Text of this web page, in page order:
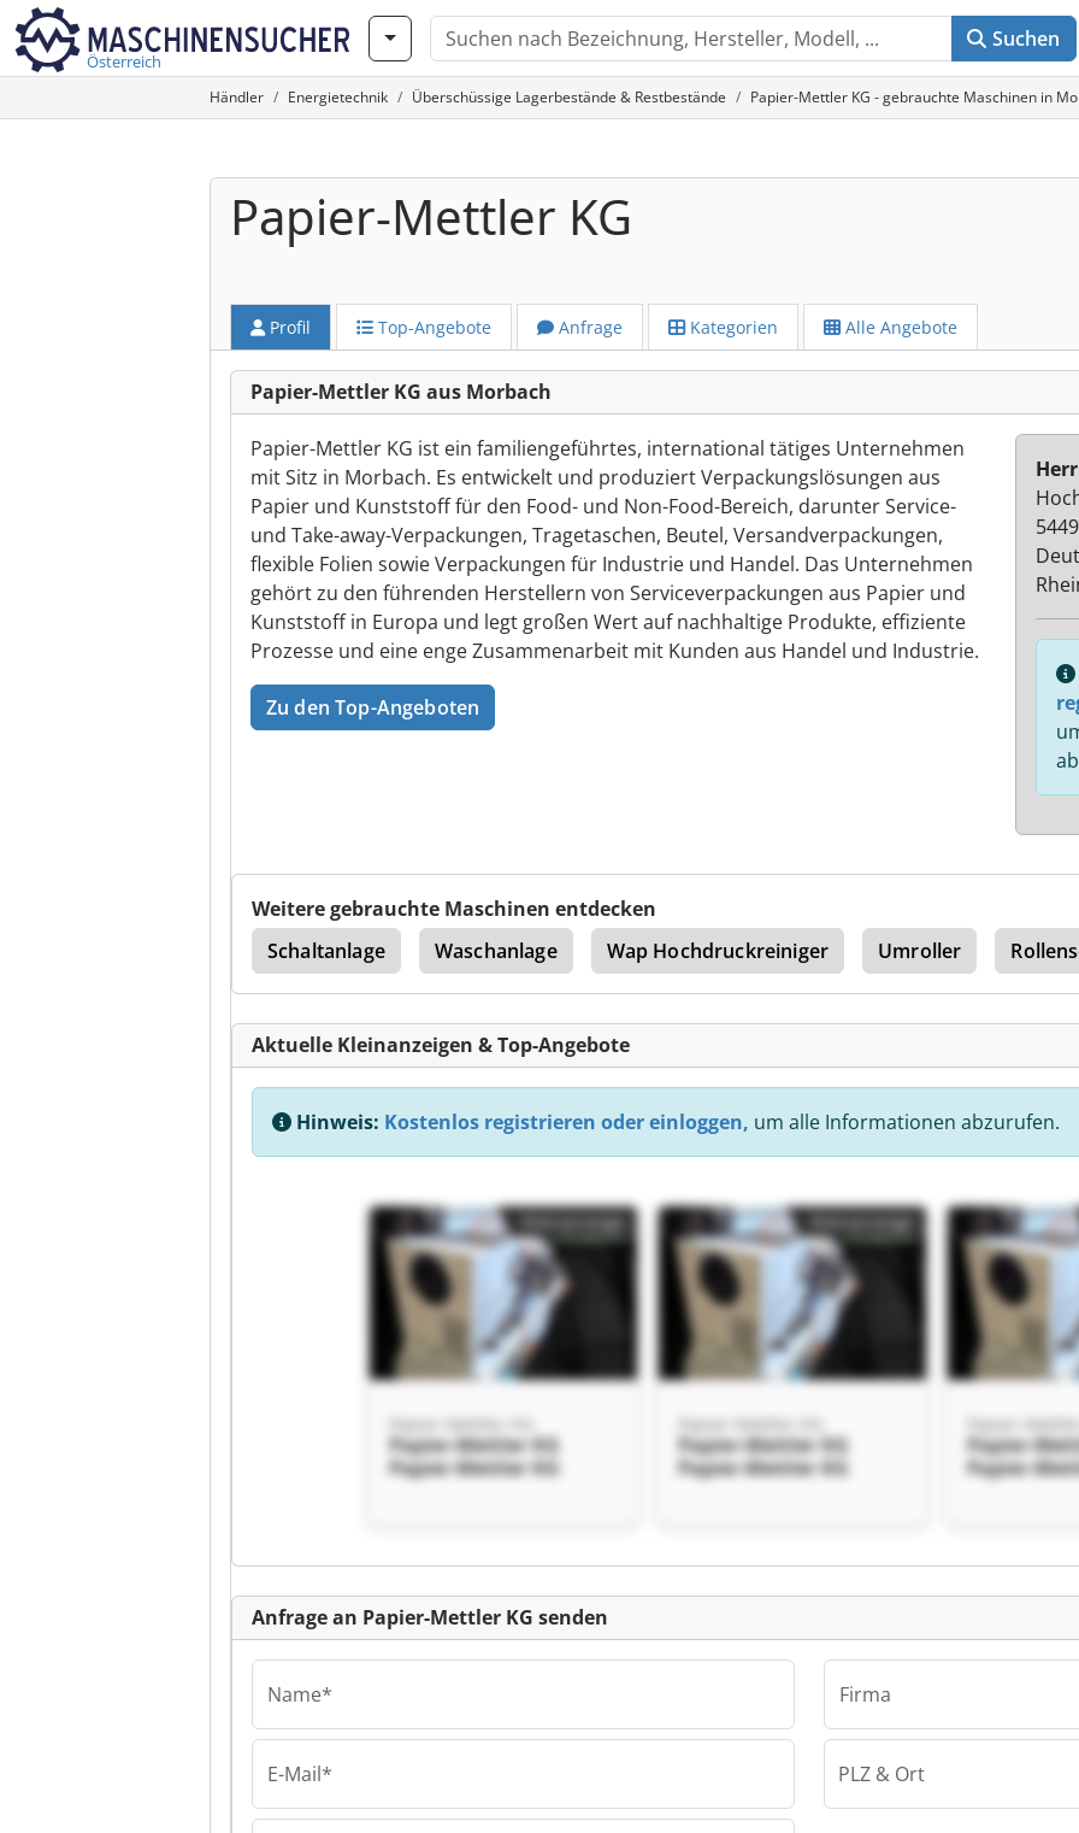
Österreich
Suchen
Händler Energietechnik Überschüssige Lagerbestände & Restbestände Papier-Mettler KG - gebrauchte Maschinen in
Papier-Mettler KG
Profil Top-Angebote Anfrage Kategorien Alle Angebote
Papier-Mettler KG aus Morbach
Papier-Mettler KG ist ein familiengeführtes, international tätiges Unternehmen
mit Sitz in Morbach. Es entwickelt und produziert Verpackungslösungen aus
Papier und Kunststoff für den Food- und Non-Food-Bereich, darunter Service-
und Take-away-Verpackungen, Tragetaschen, Beutel, Versandverpackungen,
flexible Folien sowie Verpackungen für Industrie und Handel. Das Unternehmen
gehört zu den führenden Herstellern von Serviceverpackungen aus Papier und
Kunststoff in Europa und legt großen Wert auf nachhaltige Produkte, effiziente
Prozesse und eine enge Zusammenarbeit mit Kunden aus Handel und Industrie.
Zu den Top-Angeboten
Weitere gebrauchte Maschinen entdecken
Schaltanlage
Waschanlage Wap Hochdruckreiniger Umroller
Aktuelle Kleinanzeigen & Top-Angebote
Hinweis: Kostenlos registrieren oder einloggen, um alle Informationen abzurufen.
Papier-Mettler KG
Papier-Mettler KG
Papier-Mettler KG
Papier-Mettler KG
Papier-Mettler KG
Papier-Mettler KG
Papier-
Papier-
Papier-
Papier-Mettler KG
Kleinanzeige
Anfrage an Papier-Mettler KG senden
Name*
E-Mail*
Firma
PLZ & Ort